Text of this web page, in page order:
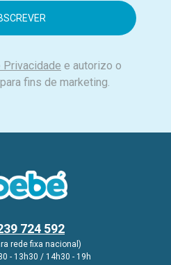
e autorizo o
fins de marketing.
724 592
rede fixa nacional)
- 13h30 / 14h30 - 19h